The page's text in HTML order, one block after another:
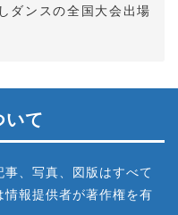
ダンスの全国大会出場
て
、写真、図版はすべて
報提供者が著作権を有